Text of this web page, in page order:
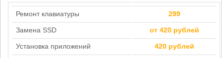
Ремонт клавиатуры 299
Замена SSD от 420 рублей
Установка приложений 420 рублей